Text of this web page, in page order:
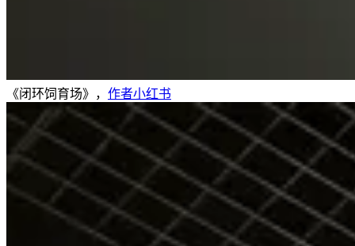
《闭环饲育场》， 作者小红书